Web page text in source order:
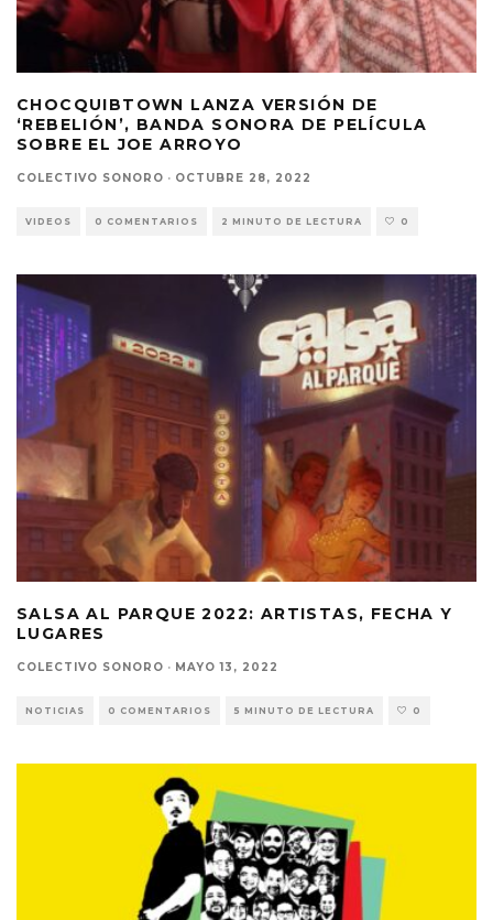
CHOCQUIBTOWN LANZA VERSIÓN DE
‘REBELIÓN’, BANDA SONORA DE PELÍCULA
SOBRE EL JOE ARROYO
COLECTIVO SONORO · OCTUBRE 28, 2022
VIDEOS 0 COMENTARIOS 2 MINUTO DE LECTURA 0
SALSA AL PARQUE 2022: ARTISTAS, FECHA Y
LUGARES
COLECTIVO SONORO · MAYO 13, 2022
NOTICIAS 0 COMENTARIOS 5 MINUTO DE LECTURA 0